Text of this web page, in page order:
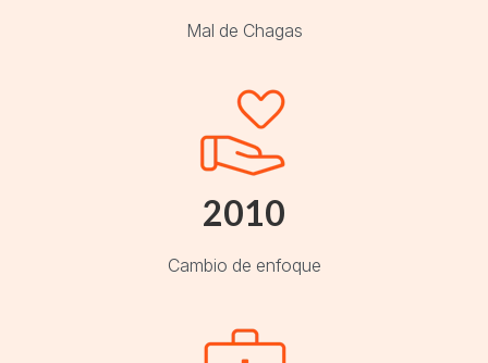
Mal de Chagas
2010
Cambio de enfoque